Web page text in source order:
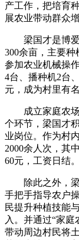
产工作，把培育
展农业带动群众
梁国才是博
300余亩，主要
参加农业机械操
4台、播种机2台
元，成为村里有
成立家庭农
个环节，梁国才
业岗位。作为村
2000余人次，其
60元，工资日结。
除此之外，
手把手指导农户
民提升种植技能
入。并通过“家庭
带动周边村民将